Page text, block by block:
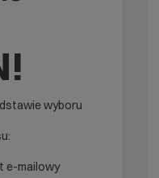
wyboru
e-mailowy